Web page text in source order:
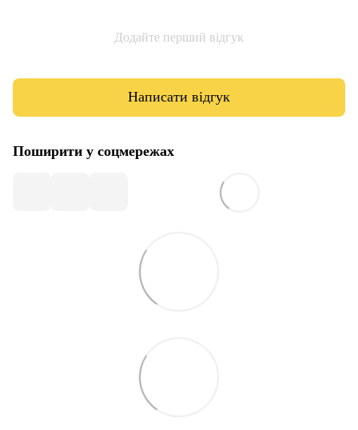
Додайте перший відгук
Написати відгук
Поширити у соцмережах